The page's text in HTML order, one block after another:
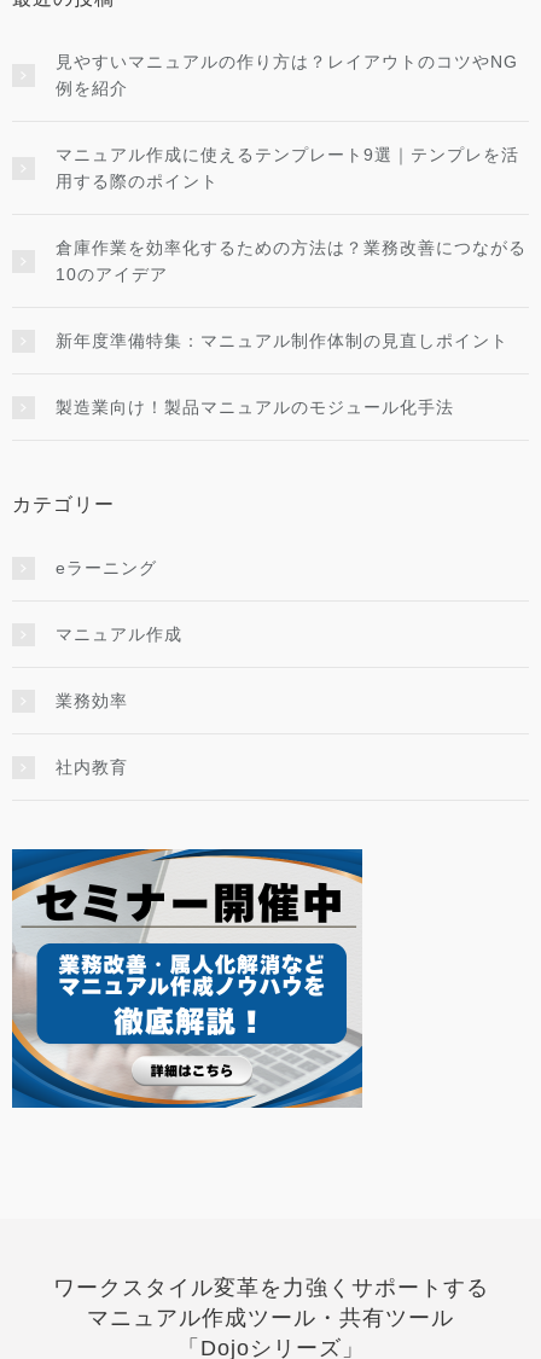
見やすいマニュアルの作り方は？レイアウトのコツやNG
例を紹介
マニュアル作成に使えるテンプレート9選｜テンプレを活
用する際のポイント
倉庫作業を効率化するための方法は？業務改善につながる
10のアイデア
新年度準備特集：マニュアル制作体制の見直しポイント
製造業向け！製品マニュアルのモジュール化手法
カテゴリー
eラーニング
マニュアル作成
業務効率
社内教育
ワークスタイル変革を力強くサポートする
マニュアル作成ツール・共有ツール
「Dojoシリーズ」